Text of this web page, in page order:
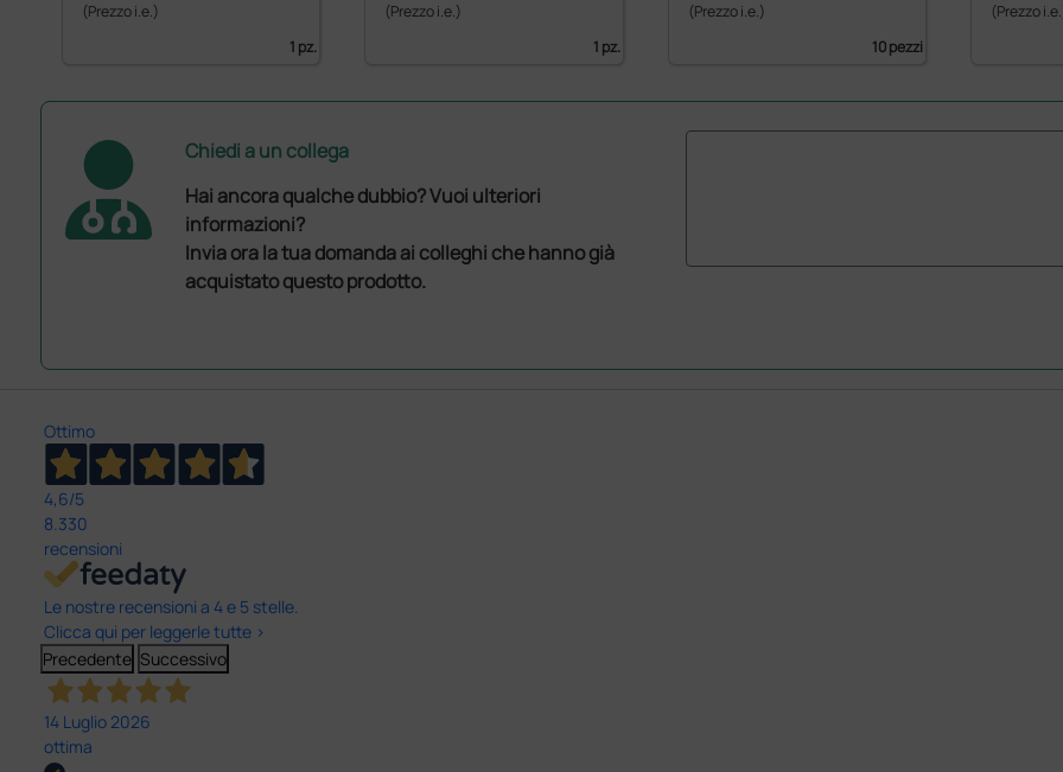
(Prezzo i.e.)
1 pz.
(Prezzo i.e.)
1 pz.
(Prezzo i.e.)
10 pezzi
(Prezzo
Chiedi a un collega
Hai ancora qualche dubbio? Vuoi ulteriori
informazioni?
Invia ora la tua domanda ai colleghi che hanno già
acquistato questo prodotto.
Ottimo
4,6/5
8.330
recensioni
Le nostre recensioni a 4 e 5 stelle.
Clicca qui per leggerle tutte >
Precedente Successivo
14 Luglio 2026
ottima